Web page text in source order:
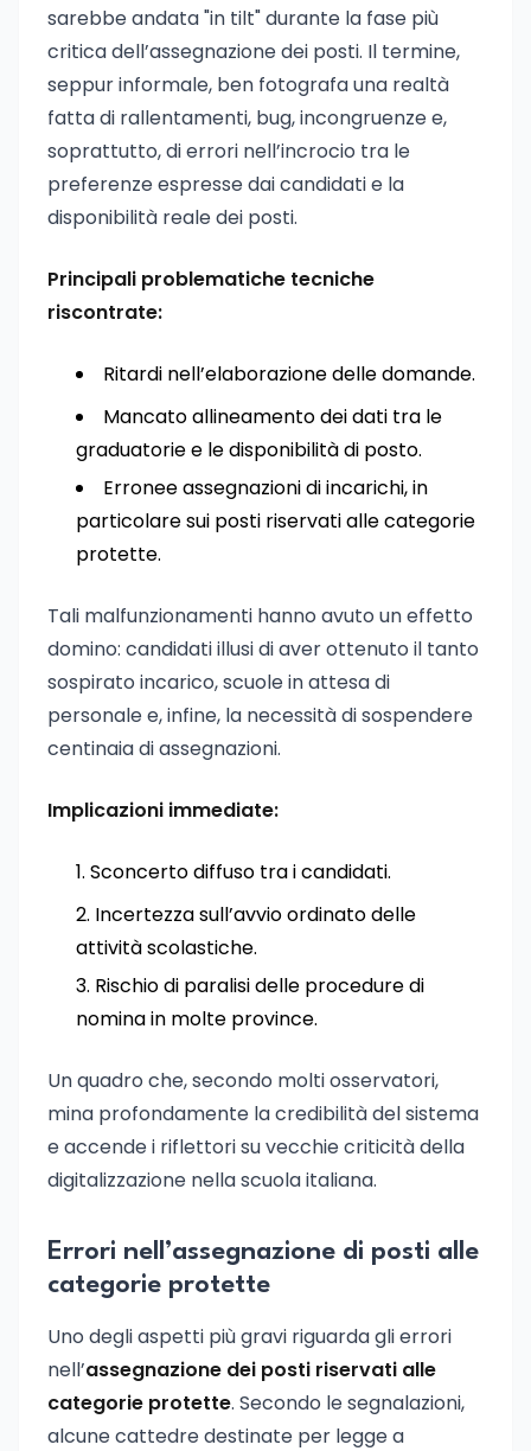
sarebbe andata "in tilt" durante la fase più
critica dell’assegnazione dei posti. Il termine,
seppur informale, ben fotografa una realtà
fatta di rallentamenti, bug, incongruenze e,
soprattutto, di errori nell’incrocio tra le
preferenze espresse dai candidati e la
disponibilità reale dei posti.
Principali problematiche tecniche
riscontrate:
Ritardi nell’elaborazione delle domande.
Mancato allineamento dei dati tra le
graduatorie e le disponibilità di posto.
Erronee assegnazioni di incarichi, in
particolare sui posti riservati alle categorie
protette.
Tali malfunzionamenti hanno avuto un effetto
domino: candidati illusi di aver ottenuto il tanto
sospirato incarico, scuole in attesa di
personale e, infine, la necessità di sospendere
centinaia di assegnazioni.
Implicazioni immediate:
Sconcerto diffuso tra i candidati.
Incertezza sull’avvio ordinato delle
attività scolastiche.
Rischio di paralisi delle procedure di
nomina in molte province.
Un quadro che, secondo molti osservatori,
mina profondamente la credibilità del sistema
e accende i riflettori su vecchie criticità della
digitalizzazione nella scuola italiana.
Errori nell’assegnazione di posti alle
categorie protette
Uno degli aspetti più gravi riguarda gli errori
nell’assegnazione dei posti riservati alle
categorie protette. Secondo le segnalazioni,
alcune cattedre destinate per legge a